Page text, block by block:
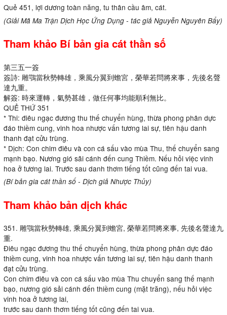
Quẻ 451, lợi dương toàn năng, tu thân cầu âm, cát.
(Giải Mã Ma Trận Dịch Học Ứng Dụng - tác giả Nguyễn Nguyên Bẩy)
Tham khảo Bí bản gia cát thần số
第三五一簽
簽詩: 雕鶚當秋勢轉雄，乘風分翼到蟾宮，榮華若問將來事，先後名聲
達九重。
解簽: 時來運轉，氣勢甚雄，做任何事均能順利無比。
QUẺ THỨ 351
* Thi: điêu ngạc đương thu thế chuyển hùng, thừa phong phân dực
đáo thiềm cung, vinh hoa nhược vấn tương lai sự, tiên hậu danh
thanh đạt cửu trùng.
* Dịch: Con chim điêu và con cá sấu vào mùa Thu, thế chuyển sang
mạnh bạo. Nương gió sãi cánh đến cung Thiềm. Nếu hỏi việc vinh
hoa ở tương lai. Trước sau danh thơm tiếng tốt cũng đến tai vua.
(Bí bản gia cát thần số - Dịch giả Nhược Thủy)
Tham khảo bản dịch khác
351. 雕鶚當秋勢轉雄, 乘風分翼到蟾宮, 榮華若問將來事, 先後名聲達九
重.
Điêu ngạc đương thu thế chuyển hùng, thừa phong phân dực đáo
thiềm cung, vinh hoa nhược vấn tương lai sự, tiên hậu danh thanh
đạt cửu trùng.
Con chim điêu và con cá sấu vào mùa Thu chuyển sang thế mạnh
bạo, nương gió sải cánh đến thiềm cung (mặt trăng), nếu hỏi việc
vinh hoa ở tương lai,
trước sau danh thơm tiếng tốt cũng đến tai vua.